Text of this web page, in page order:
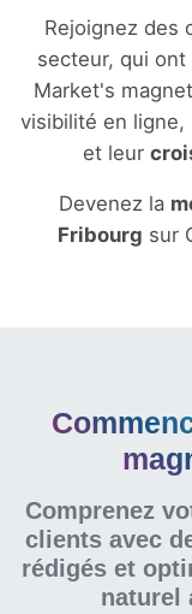
Rejoignez des
secteur, qui
Market's
visibilité en ligne,
et leur
Devenez la
Fribourg sur
Comprenez
clients avec
rédigés et
naturel